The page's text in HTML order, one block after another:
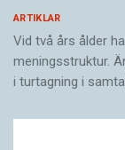
ARTIKLAR
Vid två års ålder
meningsstruktur.
i turtagning i